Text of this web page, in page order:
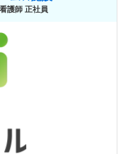
護師 正社員